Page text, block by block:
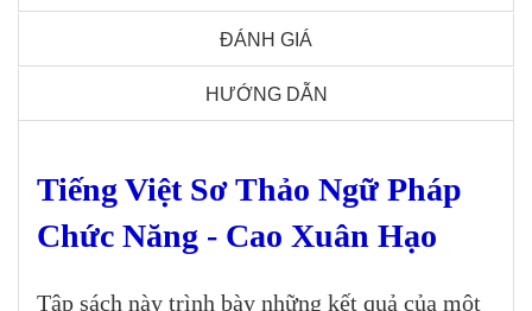
ĐÁNH GIÁ
HƯỚNG DẪN
Tiếng Việt Sơ Thảo Ngữ Pháp
Chức Năng - Cao Xuân Hạo
Tập sách này trình bày những kết quả của một